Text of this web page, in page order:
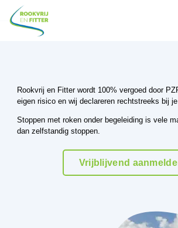
Rookvrij en Fitter wordt 100% vergoed door
eigen risico en wij declareren rechtstreeks bij
Stoppen met roken onder begeleiding is vele
dan zelfstandig stoppen.
Vrijblijvend